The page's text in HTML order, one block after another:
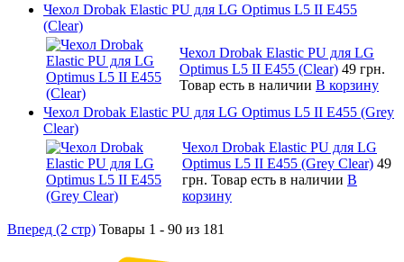
Чехол Drobak Elastic PU для LG Optimus L5 II E455
(Clear)
Чехол Drobak Elastic PU для LG
Optimus L5 II E455 (Clear) 49 грн.
Товар есть в наличии В корзину
Чехол Drobak Elastic PU для LG Optimus L5 II E455 (Grey
Clear)
Чехол Drobak Elastic PU для LG
Optimus L5 II E455 (Grey Clear) 49
грн. Товар есть в наличии В
корзину
Вперед (2 стр) Товары 1 - 90 из 181